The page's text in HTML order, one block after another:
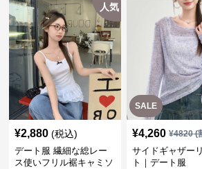
人気
¥2,880 (税込)
デート服 繊細な総レー
ス使いフリル裾キャミソ
SALE
¥4,260 ¥4820(
サイドギャザー
ト｜デート服